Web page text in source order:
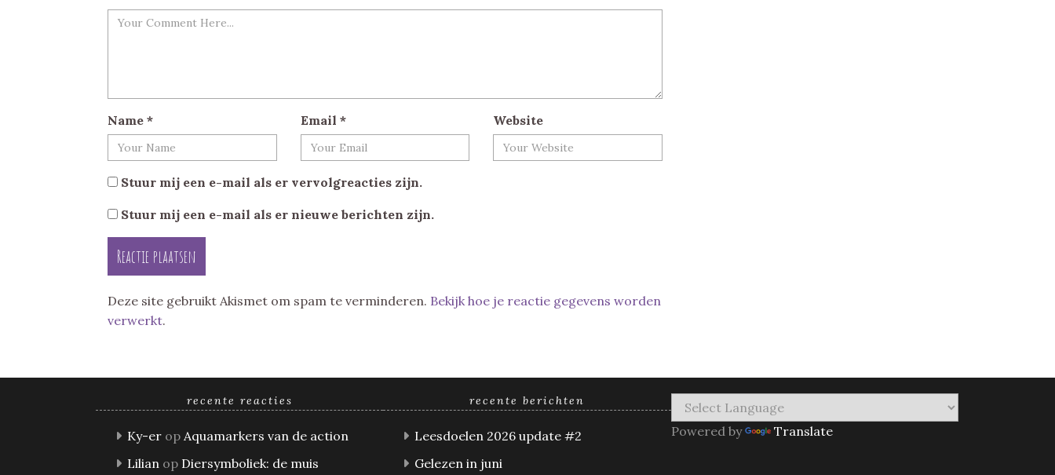
Name * Email * Website
Stuur mij een e-mail als er vervolgreacties zijn.
Stuur mij een e-mail als er nieuwe berichten zijn.
Deze site gebruikt Akismet om spam te verminderen. Bekijk hoe je reactie gegevens worden
verwerkt.
recente reacties
Ky-er op Aquamarkers van de action
Lilian op Diersymboliek: de muis
recente berichten
Leesdoelen 2026 update #2
Gelezen in juni
Powered by Translate